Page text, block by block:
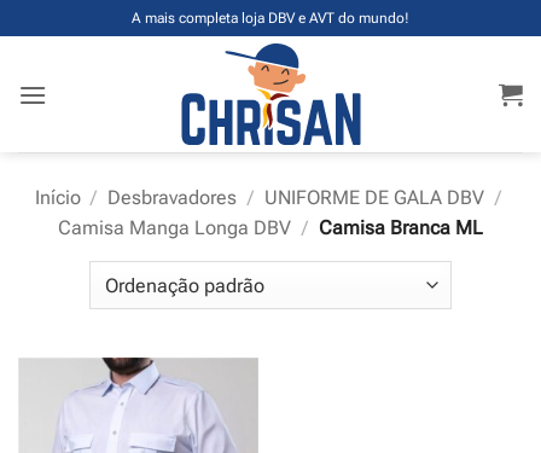
to
A mais completa loja DBV e AVT do mundo!
Início / Desbravadores / UNIFORME DE GALA DBV /
Camisa Manga Longa DBV / Camisa Branca ML